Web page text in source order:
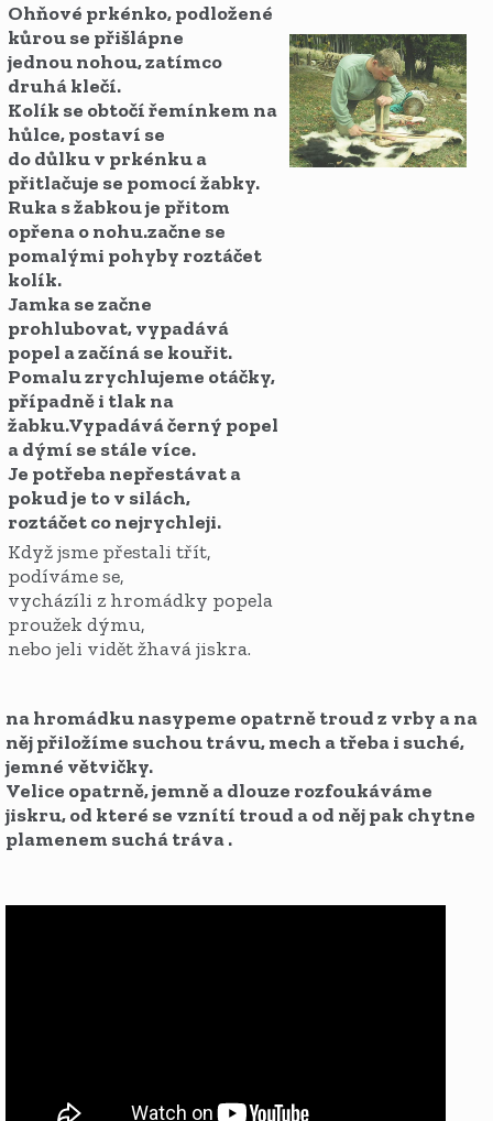
Ohňové prkénko, podložené
kůrou se přišlápne
jednou nohou, zatímco
druhá klečí.
Kolík se obtočí řemínkem na
hůlce, postaví se
do důlku v prkénku a
přitlačuje se pomocí žabky.
Ruka s žabkou je přitom
opřena o nohu.začne se
pomalými pohyby roztáčet
kolík.
Jamka se začne
prohlubovat, vypadává
popel a začíná se kouřit.
Pomalu zrychlujeme otáčky,
případně i tlak na
žabku.Vypadává černý popel
a dýmí se stále více.
Je potřeba nepřestávat a
pokud je to v silách,
roztáčet co nejrychleji.
Když jsme přestali třít,
podíváme se,
vycházíli z hromádky popela
proužek dýmu,
nebo jeli vidět žhavá jiskra.
na hromádku nasypeme opatrně troud z vrby a na
něj přiložíme suchou trávu, mech a třeba i suché,
jemné větvičky.
Velice opatrně, jemně a dlouze rozfoukáváme
jiskru, od které se vznítí troud a od něj pak chytne
plamenem suchá tráva .